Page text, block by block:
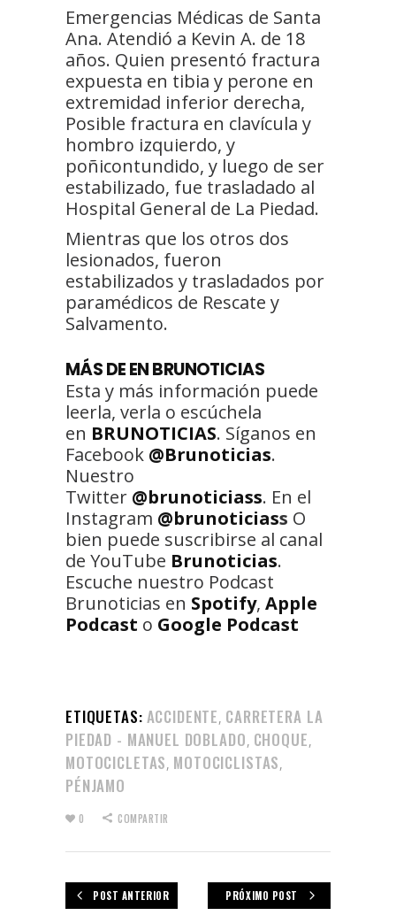
Emergencias Médicas de Santa
Ana. Atendió a Kevin A. de 18
años. Quien presentó fractura
expuesta en tibia y perone en
extremidad inferior derecha,
Posible fractura en clavícula y
hombro izquierdo, y
poñicontundido, y luego de ser
estabilizado, fue trasladado al
Hospital General de La Piedad.
Mientras que los otros dos
lesionados, fueron
estabilizados y trasladados por
paramédicos de Rescate y
Salvamento.
MÁS DE EN BRUNOTICIAS
Esta y más información puede
leerla, verla o escúchela
en BRUNOTICIAS. Síganos en
Facebook @Brunoticias.
Nuestro
Twitter @brunoticiass. En el
Instagram @brunoticiass O
bien puede suscribirse al canal
de YouTube Brunoticias.
Escuche nuestro Podcast
Brunoticias en Spotify, Apple
Podcast o Google Podcast
ETIQUETAS: ACCIDENTE, CARRETERA LA
PIEDAD - MANUEL DOBLADO, CHOQUE,
MOTOCICLETAS, MOTOCICLISTAS,
PÉNJAMO
0 COMPARTIR
POST ANTERIOR PRÓXIMO POST